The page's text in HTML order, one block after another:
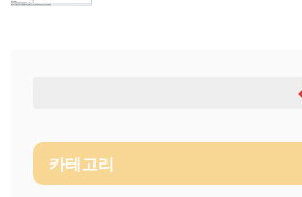
보내지 않도록 해보자 [ 1단계 ]
편집기를 열어서 2.
카테고리